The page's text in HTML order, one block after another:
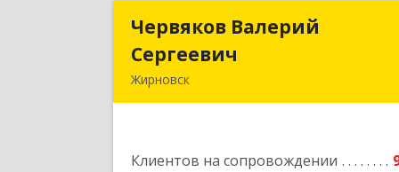
Червяков Валерий
Сергеевич
Жирновск
Клиентов на сопровождении
Червяков Валерий